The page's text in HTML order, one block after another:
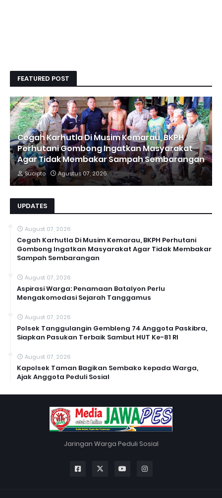
FEATURED POST
Cegah Karhutla Di Musim Kemarau, BKPH
Perhutani Gombong Ingatkan Masyarakat
Agar Tidak Membakar Sampah Sembarangan
Sucipto Agustus 07, 2026
UPDATES
August 07, 2026
Cegah Karhutla Di Musim Kemarau, BKPH Perhutani
Gombong Ingatkan Masyarakat Agar Tidak Membakar
Sampah Sembarangan
August 07, 2026
Aspirasi Warga: Penamaan Batalyon Perlu
Mengakomodasi Sejarah Tanggamus
August 07, 2026
Polsek Tanggulangin Gembleng 74 Anggota Paskibra,
Siapkan Pasukan Terbaik Sambut HUT Ke-81 RI
August 07, 2026
Kapolsek Taman Bagikan Sembako kepada Warga,
Ajak Anggota Peduli Sosial
Jaringan Warga Peduli Sosial